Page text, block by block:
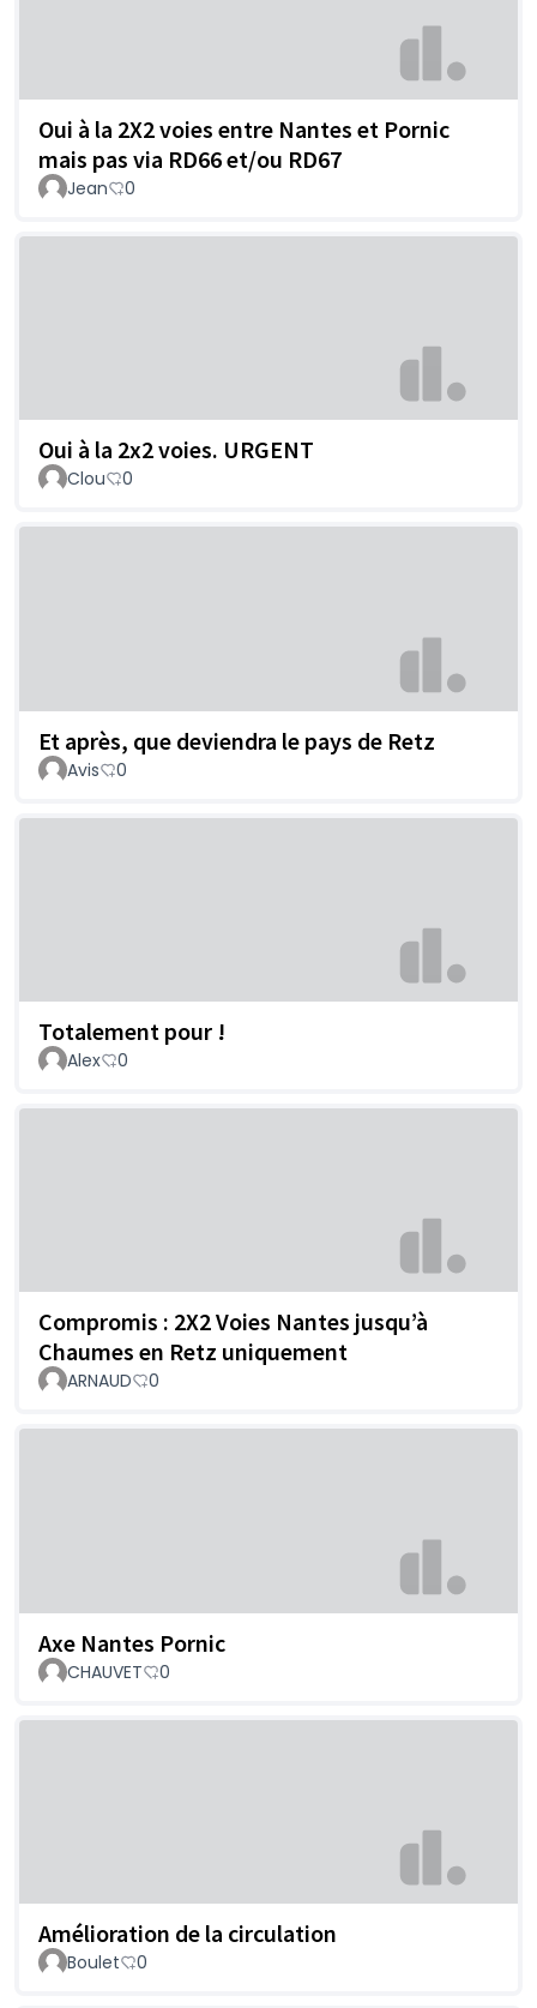
Oui à la 2X2 voies entre Nantes et Pornic
mais pas via RD66 et/ou RD67
Jean 0
Oui à la 2x2 voies. URGENT
Clou 0
Et après, que deviendra le pays de Retz
Avis 0
Totalement pour !
Alex 0
Compromis : 2X2 Voies Nantes jusqu’à
Chaumes en Retz uniquement
ARNAUD 0
Axe Nantes Pornic
CHAUVET 0
Amélioration de la circulation
Boulet 0